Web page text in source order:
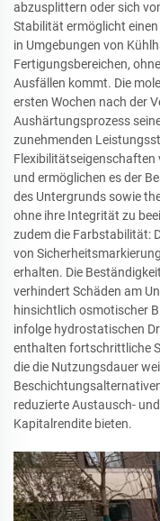
abzusplittern oder sich
Stabilität ermöglicht
in Umgebungen von
Fertigungsbereichen,
Ausfällen kommt. Die
ersten Wochen nach der
Aushärtungsprozess
zunehmenden
Flexibilitätseigenschaften
und ermöglichen es der
des Untergrunds sowie
ohne ihre Integrität zu
zudem die Farbstabilität:
von
erhalten. Die
verhindert Schäden am
hinsichtlich osmotischer
infolge hydrostatischen
enthalten fortschrittliche
die die Nutzungsdauer
reduzierte Austausch-
Kapitalrendite bieten.